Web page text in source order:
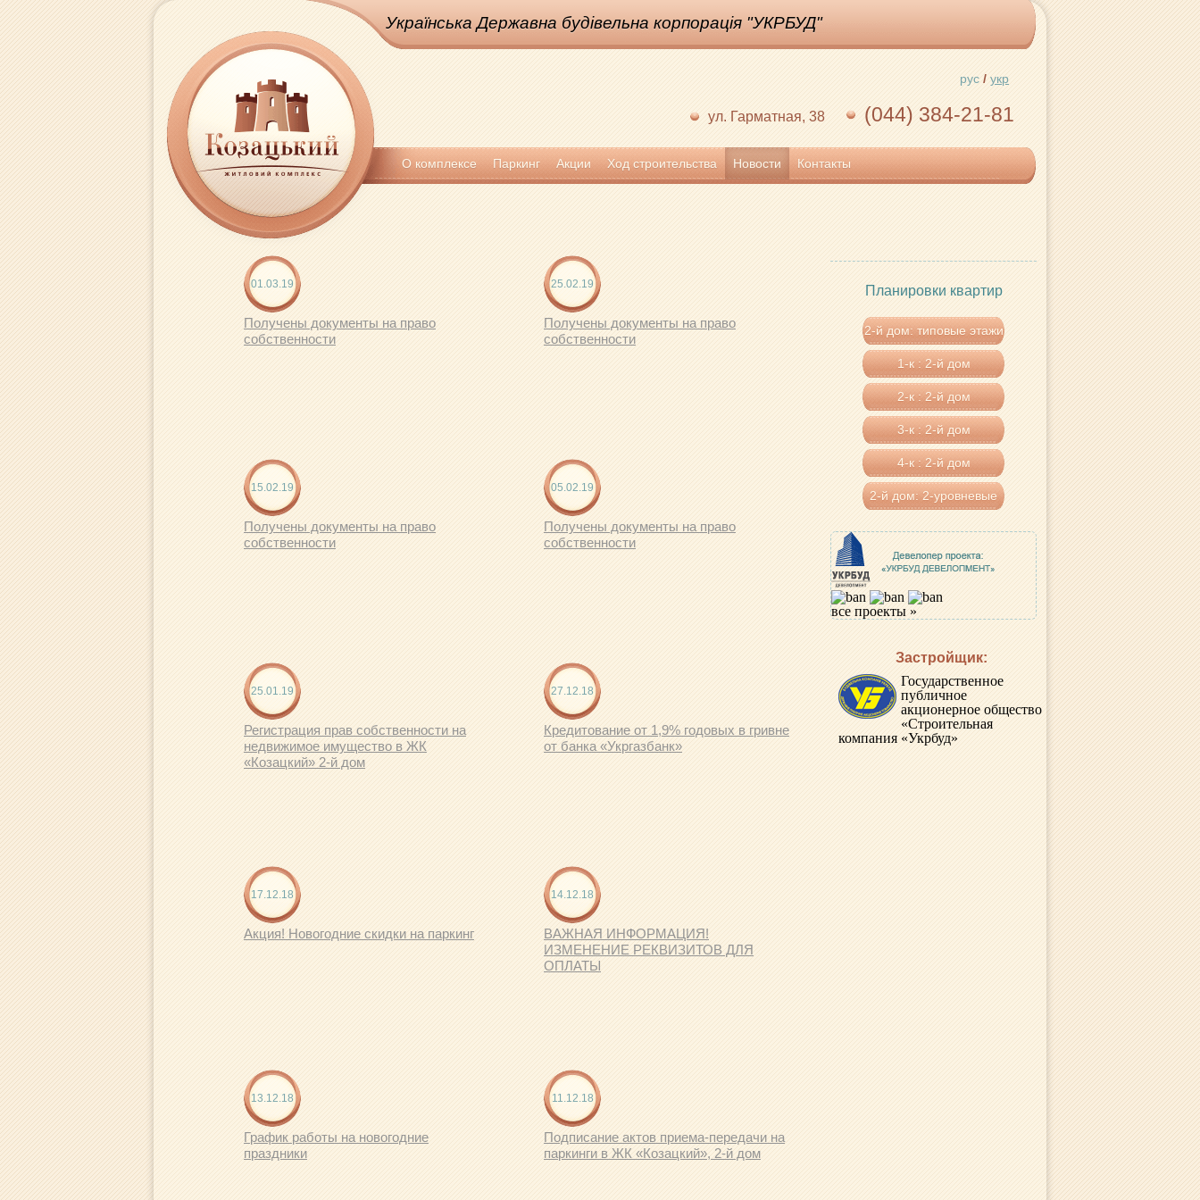
Українська Державна будівельна корпорація "УКРБУД"
рус / укр
ул. Гарматная, 38 (044) 384-21-81
О комплексе Паркинг Акции Ход строительства Новости Контакты
01.03.19
Получены документы на право
собственности
25.02.19
Получены документы на право
собственности
15.02.19
Получены документы на право
собственности
05.02.19
Получены документы на право
собственности
25.01.19
Регистрация прав собственности на
недвижимое имущество в ЖК
«Козацкий» 2-й дом
27.12.18
Кредитование от 1,9% годовых в гривне
от банка «Укргазбанк»
17.12.18
Акция! Новогодние скидки на паркинг
14.12.18
ВАЖНАЯ ИНФОРМАЦИЯ!
ИЗМЕНЕНИЕ РЕКВИЗИТОВ ДЛЯ
ОПЛАТЫ
13.12.18
График работы на новогодние
праздники
11.12.18
Подписание актов приема-передачи на
паркинги в ЖК «Козацкий», 2-й дом
Планировки квартир
2-й дом: типовые этажи
1-к : 2-й дом
2-к : 2-й дом
3-к : 2-й дом
4-к : 2-й дом
2-й дом: 2-уровневые
все проекты »
Застройщик:
Государственное
публичное
акционерное общество
«Строительная
компания «Укрбуд»